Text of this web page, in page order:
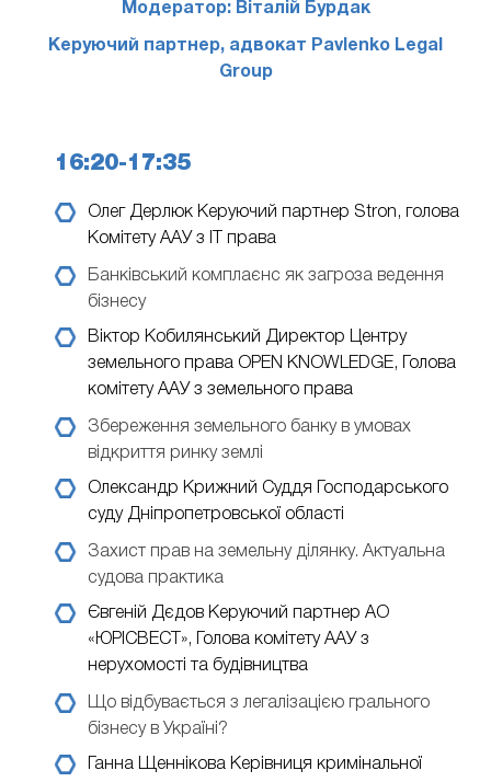
Модератор: Віталій Бурдак
Керуючий партнер, адвокат Pavlenko Legal
Group
16:20-17:35
Олег Дерлюк Керуючий партнер Stron, голова
Комітету ААУ з IT права
Банківський комплаєнс як загроза ведення
бізнесу
Віктор Кобилянський Директор Центру
земельного права OPEN KNOWLEDGE, Голова
комітету ААУ з земельного права
Збереження земельного банку в умовах
відкриття ринку землі
Олександр Крижний Суддя Господарського
суду Дніпропетровської області
Захист прав на земельну ділянку. Актуальна
судова практика
Євгеній Дєдов Керуючий партнер АО
«ЮРІСВЕСТ», Голова комітету ААУ з
нерухомості та будівництва
Що відбувається з легалізацією грального
бізнесу в Україні?
Ганна Щеннікова Керівниця кримінальної